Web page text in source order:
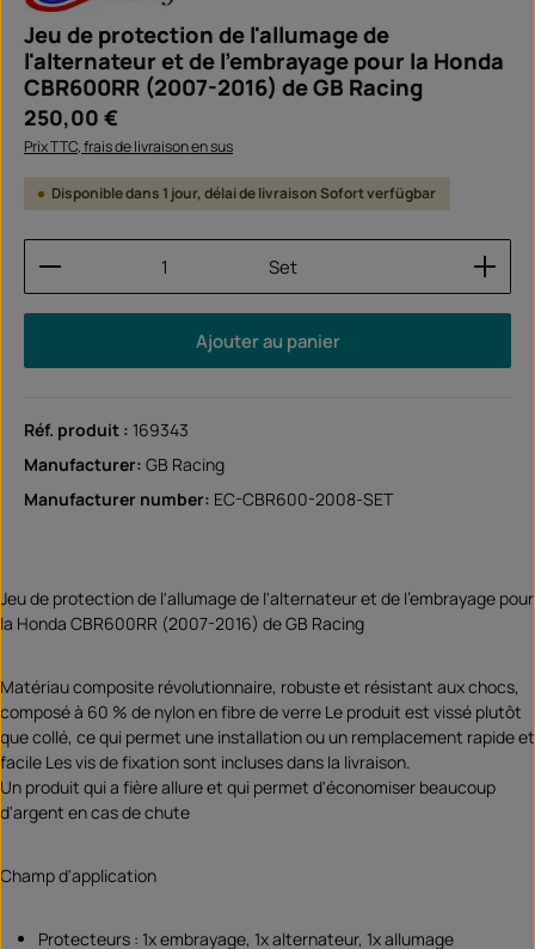
Jeu de protection de l'allumage de
l'alternateur et de l'embrayage pour la Honda
CBR600RR (2007-2016) de GB Racing
Prix régulier :
250,00 €
Prix TTC, frais de livraison en sus
Disponible dans 1 jour, délai de livraison Sofort verfügbar
Quantité de produit : Entrez la quantité
Set
Ajouter au panier
Réf. produit : 169343
Manufacturer: GB Racing
Manufacturer number: EC-CBR600-2008-SET
Jeu de protection de l'allumage de l'alternateur et de l'embrayage pour
la Honda CBR600RR (2007-2016) de GB Racing
Matériau composite révolutionnaire, robuste et résistant aux chocs,
composé à 60 % de nylon en fibre de verre Le produit est vissé plutôt
que collé, ce qui permet une installation ou un remplacement rapide et
facile Les vis de fixation sont incluses dans la livraison.
Un produit qui a fière allure et qui permet d'économiser beaucoup
d'argent en cas de chute
Champ d'application
Protecteurs : 1x embrayage, 1x alternateur, 1x allumage